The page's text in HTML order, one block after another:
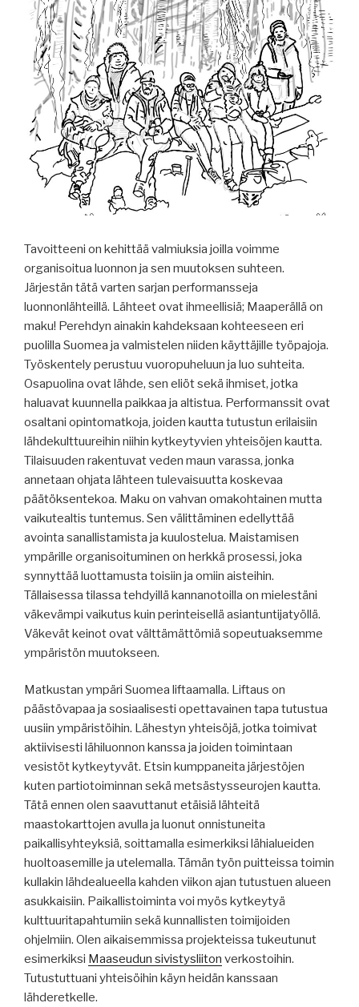
Tavoitteeni on kehittää valmiuksia joilla voimme
organisoitua luonnon ja sen muutoksen suhteen.
Järjestän tätä varten sarjan performansseja
luonnonlähteillä. Lähteet ovat ihmeellisiä; Maaperällä on
maku! Perehdyn ainakin kahdeksaan kohteeseen eri
puolilla Suomea ja valmistelen niiden käyttäjille työpajoja.
Työskentely perustuu vuoropuheluun ja luo suhteita.
Osapuolina ovat lähde, sen eliöt sekä ihmiset, jotka
haluavat kuunnella paikkaa ja altistua. Performanssit ovat
osaltani opintomatkoja, joiden kautta tutustun erilaisiin
lähdekulttuureihin niihin kytkeytyvien yhteisöjen kautta.
Tilaisuuden rakentuvat veden maun varassa, jonka
annetaan ohjata lähteen tulevaisuutta koskevaa
päätöksentekoa. Maku on vahvan omakohtainen mutta
vaikutealtis tuntemus. Sen välittäminen edellyttää
avointa sanallistamista ja kuulostelua. Maistamisen
ympärille organisoituminen on herkkä prosessi, joka
synnyttää luottamusta toisiin ja omiin aisteihin.
Tällaisessa tilassa tehdyillä kannanotoilla on mielestäni
väkevämpi vaikutus kuin perinteisellä asiantuntijatyöllä.
Väkevät keinot ovat välttämättömiä sopeutuaksemme
ympäristön muutokseen.
Matkustan ympäri Suomea liftaamalla. Liftaus on
päästövapaa ja sosiaalisesti opettavainen tapa tutustua
uusiin ympäristöihin. Lähestyn yhteisöjä, jotka toimivat
aktiivisesti lähiluonnon kanssa ja joiden toimintaan
vesistöt kytkeytyvät. Etsin kumppaneita järjestöjen
kuten partiotoiminnan sekä metsästysseurojen kautta.
Tätä ennen olen saavuttanut etäisiä lähteitä
maastokarttojen avulla ja luonut onnistuneita
paikallisyhteyksiä, soittamalla esimerkiksi lähialueiden
huoltoasemille ja utelemalla. Tämän työn puitteissa toimin
kullakin lähdealueella kahden viikon ajan tutustuen alueen
asukkaisiin. Paikallistoiminta voi myös kytkeytyä
kulttuuritapahtumiin sekä kunnallisten toimijoiden
ohjelmiin. Olen aikaisemmissa projekteissa tukeutunut
esimerkiksi Maaseudun sivistysliiton verkostoihin.
Tutustuttuani yhteisöihin käyn heidän kanssaan
lähderetkelle.